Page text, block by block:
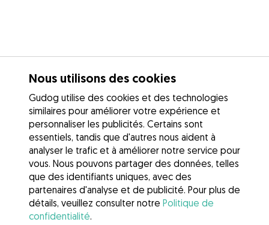
Nous utilisons des cookies
Gudog utilise des cookies et des technologies
similaires pour améliorer votre expérience et
personnaliser les publicités. Certains sont
essentiels, tandis que d'autres nous aident à
analyser le trafic et à améliorer notre service pour
vous. Nous pouvons partager des données, telles
que des identifiants uniques, avec des
partenaires d'analyse et de publicité. Pour plus de
détails, veuillez consulter notre Politique de
confidentialité.